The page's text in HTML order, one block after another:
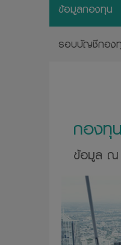
ข้อมูลกองทุน
รอบบัญชีกอง
กองทุ
ข้อมูล ณ